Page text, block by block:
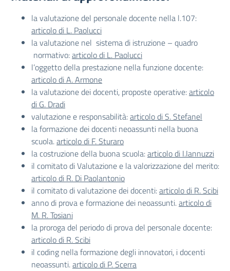
la valutazione del personale docente nella l.107:
articolo di L. Paolucci
la valutazione nel sistema di istruzione – quadro
normativo:articolo di L. Paolucci
l’oggetto della prestazione nella funzione docente:
articolo di A. Armone
la valutazione dei docenti, proposte operative:articolo
di G. Dradi
valutazione e responsabilità:articolo di S. Stefanel
la formazione dei docenti neoassunti nella buona
scuola.articolo di F. Sturaro
la costruzione della buona scuola:articolo di I.Iannuzzi
il comitato di Valutazione e la valorizzazione del merito:
articolo di R. Di Paolantonio
il comitato di valutazione dei docenti:articolo di R. Scibi
anno di prova e formazione dei neoassunti.articolo di
M. R. Tosiani
la proroga del periodo di prova del personale docente:
articolo di R. Scibi
il coding nella formazione degli innovatori, i docenti
neoassunti.articolo di P. Scerra